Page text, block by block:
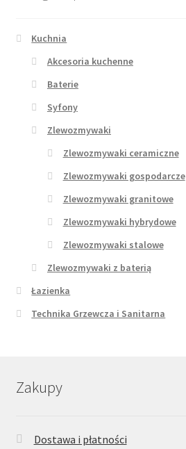
Kuchnia
Akcesoria kuchenne
Baterie
Syfony
Zlewozmywaki
Zlewozmywaki ceramiczne
Zlewozmywaki gospodarcze
Zlewozmywaki granitowe
Zlewozmywaki hybrydowe
Zlewozmywaki stalowe
Zlewozmywaki z baterią
Łazienka
Technika Grzewcza i Sanitarna
Zakupy
Dostawa i płatności